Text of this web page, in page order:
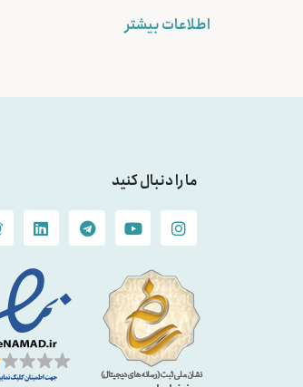
اطلاعات بیشتر
ما را دنبال کنید